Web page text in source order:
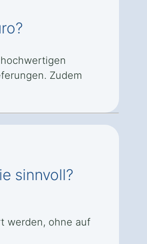
Zudem
sinnvoll?
werden, ohne auf